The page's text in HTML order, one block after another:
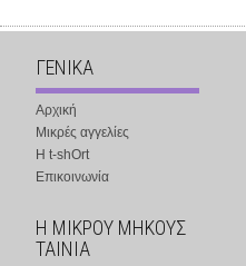
ΓΕΝΙΚΑ
Αρχική
Μικρές αγγελίες
Η t-shOrt
Επικοινωνία
Η ΜΙΚΡΟΥ ΜΗΚΟΥΣ
ΤΑΙΝΙΑ